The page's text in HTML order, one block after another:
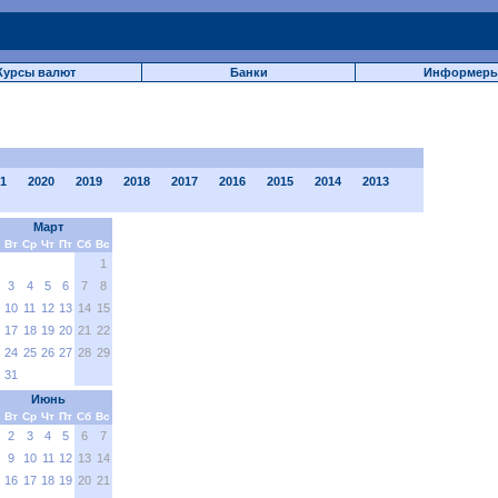
валют Банки
2020 2019 2018 2017 2016 2015 2014 2013
Март
Вт Ср Чт Пт Сб Вс
1
3
4 5 6 7
8
10 11 12 13 14 15
17 18 19 20 21 22
24 25 26 27 28 29
31
Июнь
Вт Ср Чт Пт Сб Вс
2 3 4 5 6
7
9
10 11 12 13 14
16 17 18 19 20 21